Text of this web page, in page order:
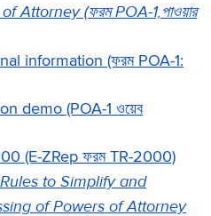
Attorney (ফরমPOA-1,পাওয়ার
information (ফরম POA-1:
demo (POA-1 ওয়েব
(E-ZRep ফরম TR-2000)
to Simplify and
of Powers of Attorney